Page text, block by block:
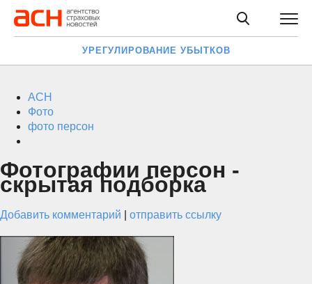
УРЕГУЛИРОВАНИЕ УБЫТКОВ
АСН
Фото
фото персон
Фотографии персон -
скрытая подборка
Добавить комментарий отправить ссылку